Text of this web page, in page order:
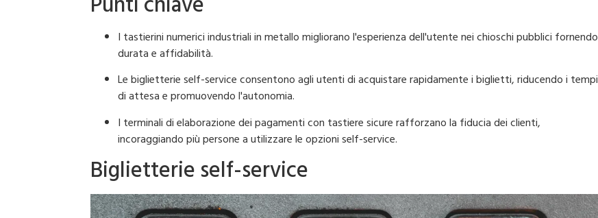
I tastierini numerici industriali in metallo migliorano l'esperienza dell'utente nei chioschi pubblici fornendo
durata e affidabilità.
Le biglietterie self-service consentono agli utenti di acquistare rapidamente i biglietti, riducendo i tempi
di attesa e promuovendo l'autonomia.
I terminali di elaborazione dei pagamenti con tastiere sicure rafforzano la fiducia dei clienti,
incoraggiando più persone a utilizzare le opzioni self-service.
Biglietterie self-service